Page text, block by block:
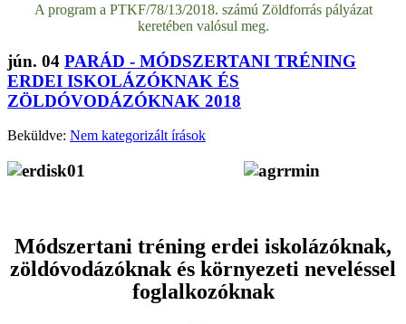
A program a PTKF/78/13/2018. számú Zöldforrás pályázat
keretében valósul meg.
jún. 04 PARÁD - MÓDSZERTANI TRÉNING
ERDEI ISKOLÁZÓKNAK ÉS
ZÖLDÓVODÁZÓKNAK 2018
Beküldve: Nem kategorizált írások
Módszertani tréning erdei iskolázóknak,
zöldóvodázóknak és környezeti neveléssel
foglalkozóknak